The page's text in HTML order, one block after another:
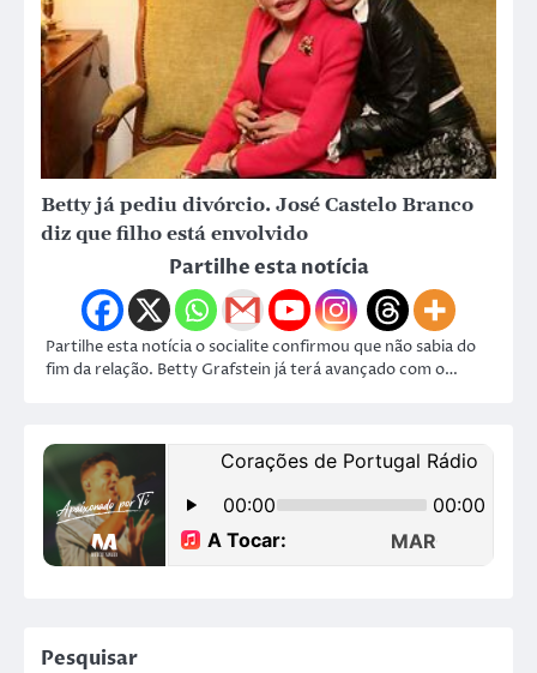
Betty já pediu divórcio. José Castelo Branco
diz que filho está envolvido
Partilhe esta notícia
Partilhe esta notícia o socialite confirmou que não sabia do
fim da relação. Betty Grafstein já terá avançado com o…
Pesquisar